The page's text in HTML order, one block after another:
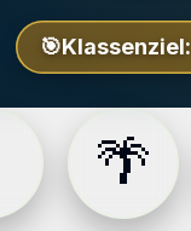
🎯Klassenziel:
🌴